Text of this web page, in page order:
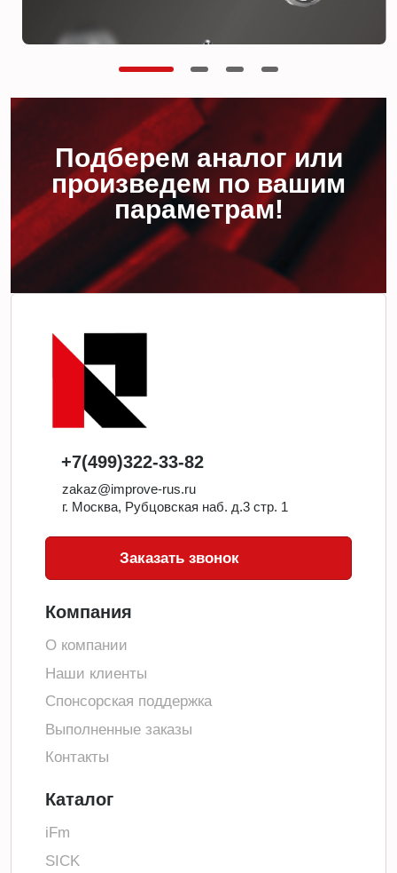
Подберем аналог или
произведем по вашим
параметрам!
+7(499)322-33-82
zakaz@improve-rus.ru
г. Москва, Рубцовская наб. д.3 стр. 1
Заказать звонок
Компания
О компании
Наши клиенты
Спонсорская поддержка
Выполненные заказы
Контакты
Каталог
iFm
SICK